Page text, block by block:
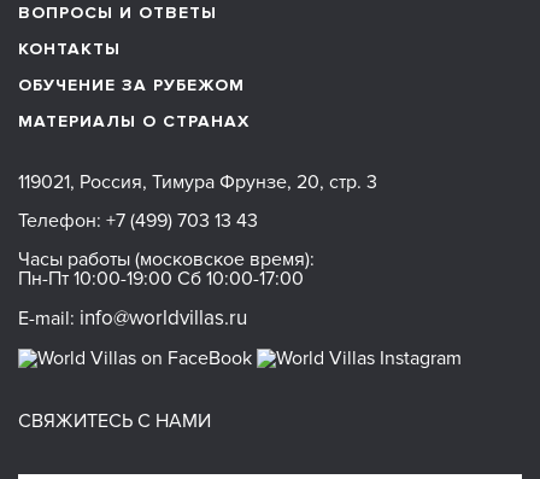
ВОПРОСЫ И ОТВЕТЫ
КОНТАКТЫ
ОБУЧЕНИЕ ЗА РУБЕЖОМ
МАТЕРИАЛЫ О СТРАНАХ
119021, Россия, Тимура Фрунзе, 20, стр. 3
Телефон: +7 (499) 703 13 43
Часы работы (московское время):
Пн-Пт 10:00-19:00 Сб 10:00-17:00
E-mail: info@worldvillas.ru
СВЯЖИТЕСЬ С НАМИ